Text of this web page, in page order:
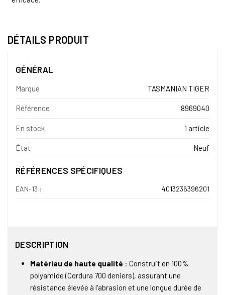
DÉTAILS PRODUIT
GÉNÉRAL
Marque TASMANIAN TIGER
Référence 8969040
En stock 1 article
État Neuf
RÉFÉRENCES SPÉCIFIQUES
EAN-13 : 4013236396201
DESCRIPTION
Matériau de haute qualité : Construit en 100%
polyamide (Cordura 700 deniers), assurant une
résistance élevée à l'abrasion et une longue durée de